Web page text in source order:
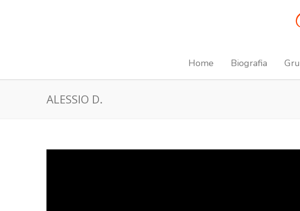
Home Biografia
ALESSIO D.